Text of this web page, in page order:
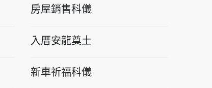
房屋銷售科儀
入厝安龍奠土
新車祈福科儀